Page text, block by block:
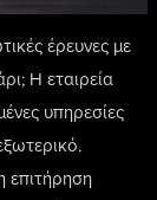
έρευνες με
Η εταιρεία
υπηρεσίες
επιτήρηση